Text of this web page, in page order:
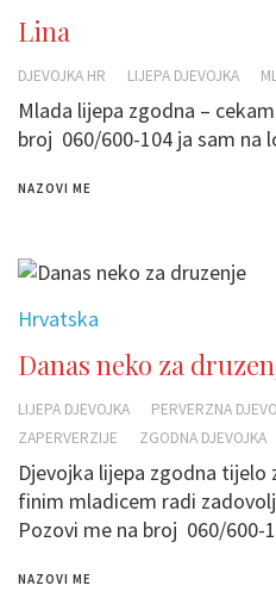
Lina
DJEVOJKA HR LIJEPA DJEVOJKA
Mlada lijepa zgodna –
broj 060/600-104 ja sam na
NAZOVI ME
Hrvatska
Danas neko za
LIJEPA DJEVOJKA PERVERZNA
ZAPERVERZIJE
ZGODNA DJEVOJKA
Djevojka lijepa zgodna
finim mladicem radi
Pozovi me na broj 060/600-
NAZOVI ME